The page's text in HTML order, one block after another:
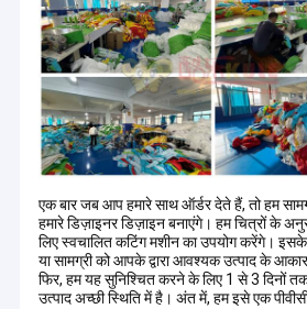
एक बार जब आप हमारे साथ ऑर्डर देते हैं, तो हम
हमारे डिज़ाइनर डिज़ाइन बनाएंगे। हम चित्रों के
लिए स्वचालित कटिंग मशीन का उपयोग करेंगे। इसके
या सामग्री को आपके द्वारा आवश्यक उत्पाद के
फिर, हम यह सुनिश्चित करने के लिए 1 से 3 दिनों
उत्पाद अच्छी स्थिति में है। अंत में, हम इसे एक